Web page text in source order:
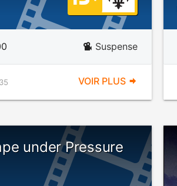
Suspense
VOIR PLUS
under Pressure